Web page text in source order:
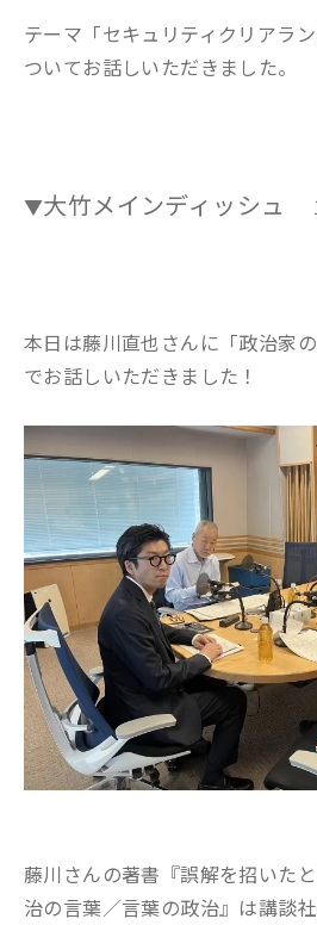
テーマ「セキュリティクリアラ
ついてお話しいただきました。
▼大竹メインディッシュ
本日は藤川直也さんに「政治家
でお話しいただきました！
藤川さんの著書『誤解を招いた
治の言葉／言葉の政治』は講談